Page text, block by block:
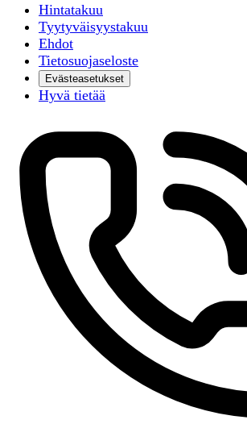
Hintatakuu
Tyytyväisyystakuu
Ehdot
Tietosuojaseloste
Evästeasetukset
Hyvä tietää